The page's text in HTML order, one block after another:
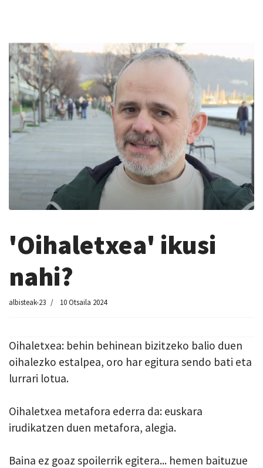
'Oihaletxea' ikusi
nahi?
albisteak-23 10 Otsaila 2024
Oihaletxea: behin behinean bizitzeko balio duen
oihalezko estalpea, oro har egitura sendo bati eta
lurrari lotua.
Oihaletxea metafora ederra da: euskara
irudikatzen duen metafora, alegia.
Baina ez goaz spoilerrik egitera... hemen baituzue